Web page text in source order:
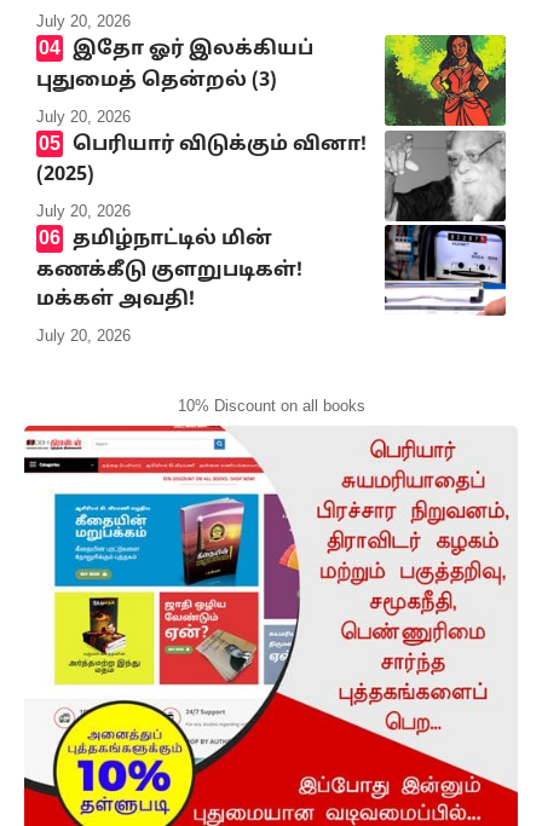
July 20, 2026
இதோ ஓர் இலக்கியப்
புதுமைத் தென்றல் (3)
July 20, 2026
பெரியார் விடுக்கும் வினா!
(2025)
July 20, 2026
தமிழ்நாட்டில் மின்
கணக்கீடு குளறுபடிகள்!
மக்கள் அவதி!
July 20, 2026
10% Discount on all books